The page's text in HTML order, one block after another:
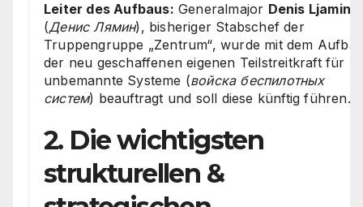
Leiter des Aufbaus: Generalmajor Denis Ljamin
(Денис Лямин), bisheriger Stabschef der
Truppengruppe „Zentrum“, wurde mit dem
der neu geschaffenen eigenen Teilstreitkraft für
unbemannte Systeme (войска беспилотных
систем) beauftragt und soll diese künftig führen.
2. Die wichtigsten
strukturellen &